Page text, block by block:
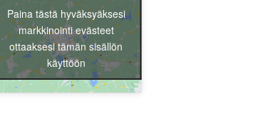
Paina tästä hyväksyäksesi
markkinointi evästeet
ottaaksesi tämän sisällön
käyttöön